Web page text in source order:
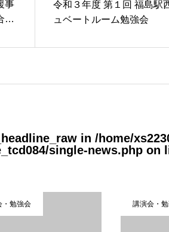
事
研
令和３年度 第１回 福島駅
ュベートルーム勉強会
in /home/
single-news.php on
講演会・勉強会